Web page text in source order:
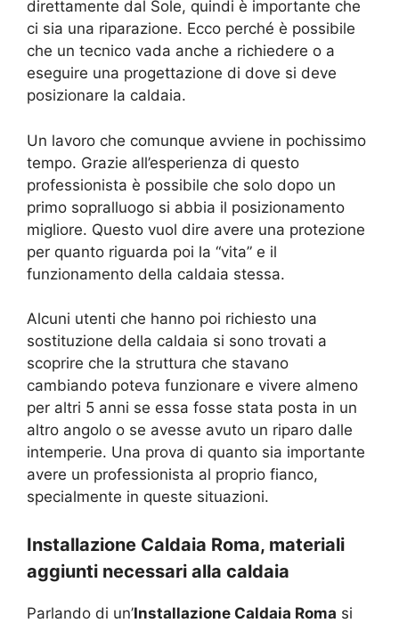
direttamente dal Sole, quindi è importante che
ci sia una riparazione. Ecco perché è possibile
che un tecnico vada anche a richiedere o a
eseguire una progettazione di dove si deve
posizionare la caldaia.
Un lavoro che comunque avviene in pochissimo
tempo. Grazie all’esperienza di questo
professionista è possibile che solo dopo un
primo sopralluogo si abbia il posizionamento
migliore. Questo vuol dire avere una protezione
per quanto riguarda poi la “vita” e il
funzionamento della caldaia stessa.
Alcuni utenti che hanno poi richiesto una
sostituzione della caldaia si sono trovati a
scoprire che la struttura che stavano
cambiando poteva funzionare e vivere almeno
per altri 5 anni se essa fosse stata posta in un
altro angolo o se avesse avuto un riparo dalle
intemperie. Una prova di quanto sia importante
avere un professionista al proprio fianco,
specialmente in queste situazioni.
Installazione Caldaia Roma, materiali
aggiunti necessari alla caldaia
Parlando di un’Installazione Caldaia Roma si